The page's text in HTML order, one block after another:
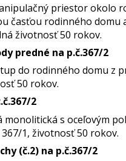
priestor okolo
časťou rodinného domu
životnosť 50 rokov.
predné na p.č.367/2
do rodinného domu z
50 rokov.
2
monolitická s oceľovým
367/1, životnosť 50 rokov.
(č.2) na p.č.367/2